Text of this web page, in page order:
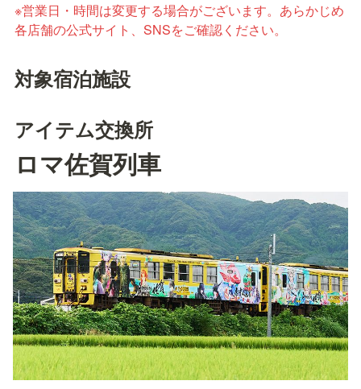
※営業日・時間は変更する場合がございます。あらかじめ
各店舗の公式サイト、SNSをご確認ください。
対象宿泊施設
アイテム交換所
ロマ佐賀列車